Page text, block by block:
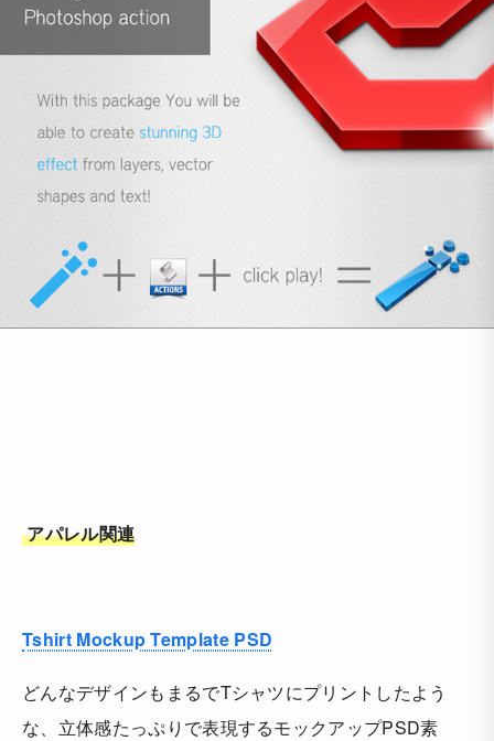
アパレル関連
Tshirt Mockup Template PSD
どんなデザインもまるでTシャツにプリントしたよう
な、立体感たっぷりで表現するモックアップPSD素